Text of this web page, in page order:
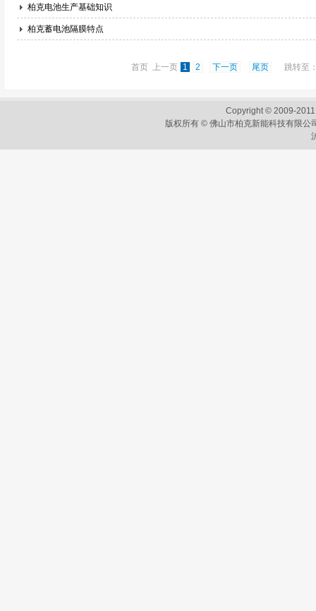
柏克电池生产基础知识
柏克蓄电池隔膜特点
首页 上一页 1 2 下一页 尾页 跳转至
Copyright © 2009-
版权所有 © 佛山市柏克新能科技有限